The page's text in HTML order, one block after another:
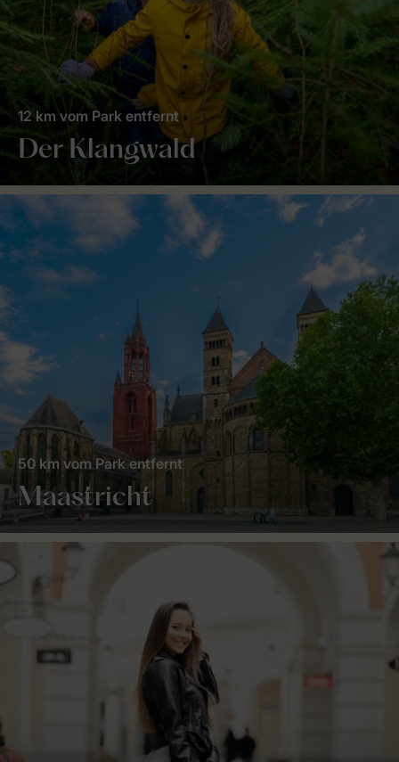
Der Klangwald
12 km vom Park entfernt
Maastricht
50 km vom Park entfernt